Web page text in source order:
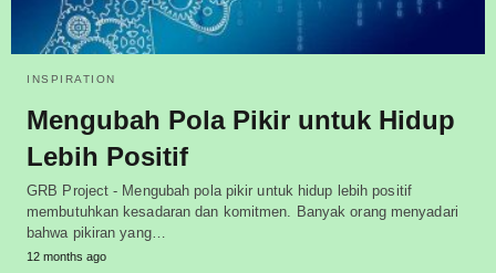
INSPIRATION
Mengubah Pola Pikir untuk Hidup
Lebih Positif
GRB Project - Mengubah pola pikir untuk hidup lebih positif
membutuhkan kesadaran dan komitmen. Banyak orang menyadari
bahwa pikiran yang…
12 months ago